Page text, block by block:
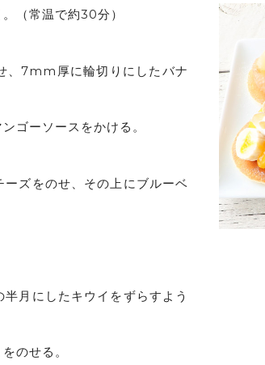
（常温で約30分）
、7mm厚に輪切りにしたバナ
ゴーソースをかける。
ズをのせ、その上にブルーベ
月にしたキウイをずらすよう
のせる。